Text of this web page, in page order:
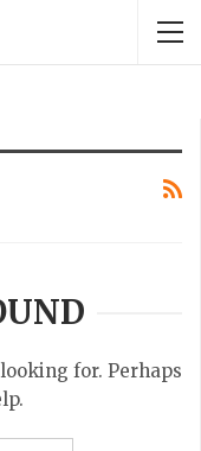
for. Perhaps